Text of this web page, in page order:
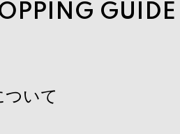
GUIDE
ついて